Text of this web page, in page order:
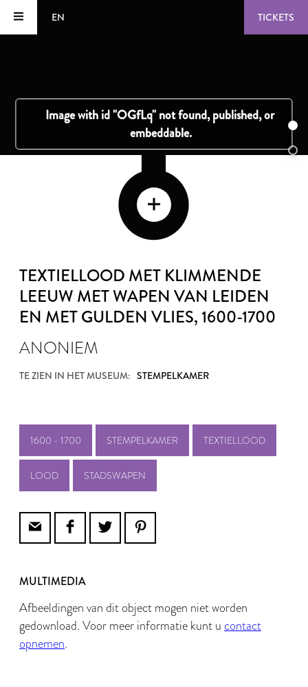
EN TICKETS
TEXTIELLOOD MET KLIMMENDE
LEEUW MET WAPEN VAN LEIDEN
EN MET GULDEN VLIES, 1600-1700
ANONIEM
TE ZIEN IN HET MUSEUM: STEMPELKAMER
1600 - 1700 STEMPELKAMER TEXTIELLOOD
LOOD STADSWAPEN
MULTIMEDIA
Afbeeldingen van dit object mogen niet worden
gedownload. Voor meer informatie kunt u contact
opnemen.